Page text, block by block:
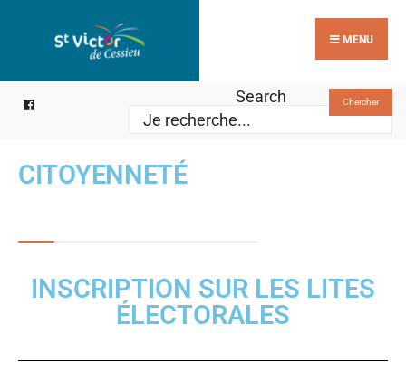
MENU
Search Chercher
CITOYENNETÉ
INSCRIPTION SUR LES LITES
ÉLECTORALES